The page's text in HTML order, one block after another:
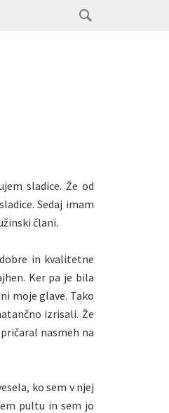
sladice. Že od
Sedaj imam
člani.
in kvalitetne
Ker pa je bila
moje glave. Tako
izrisali. Že
nasmeh na
ko sem v njej
pultu in sem jo